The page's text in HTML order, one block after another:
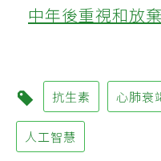
中年後重視和放
抗生素 心肺衰
人工智慧